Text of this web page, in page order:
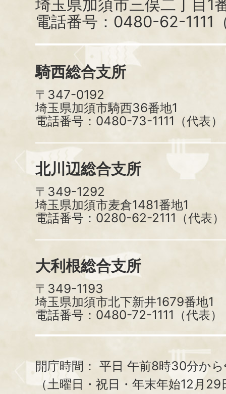
埼玉県加須市三俣二丁目1
電話番号：0480-62-1111
騎西総合支所
〒347-0192
埼玉県加須市騎西36番地1
電話番号：0480-73-1111（代表）
北川辺総合支所
〒349-1292
埼玉県加須市麦倉1481番地1
電話番号：0280-62-2111（代表）
大利根総合支所
〒349-1193
埼玉県加須市北下新井1679番地1
電話番号：0480-72-1111（代表）
開庁時間： 平日 午前8時30分か
（土曜日・祝日・年末年始12月